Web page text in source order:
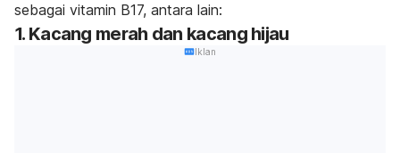
sebagai vitamin B17, antara lain:
1. Kacang merah dan kacang hijau
Iklan